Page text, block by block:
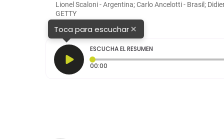
Lionel Scaloni - Argentina; Carlo Ancelotti - Brasil;
GETTY
Toca para escuchar×
ESCUCHA EL RESUMEN
00:00